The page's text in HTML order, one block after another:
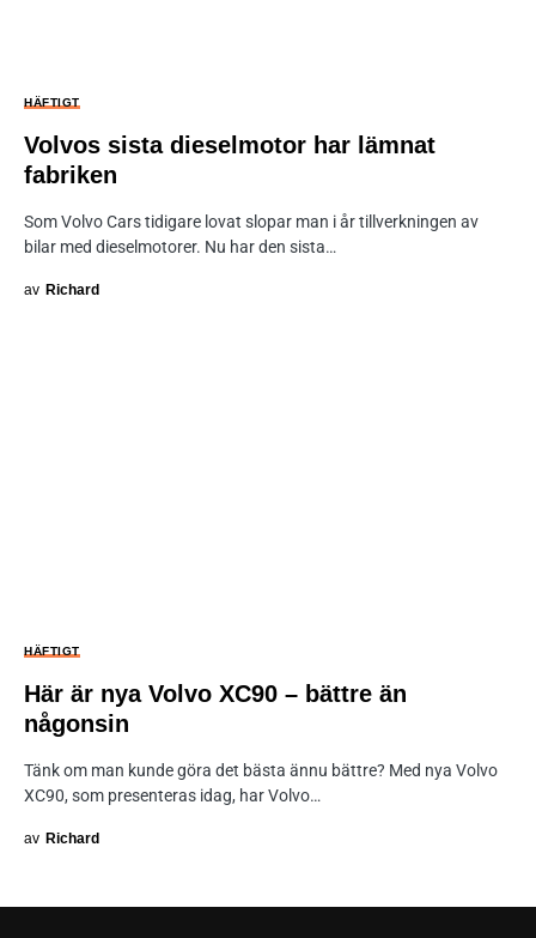
HÄFTIGT
Volvos sista dieselmotor har lämnat
fabriken
Som Volvo Cars tidigare lovat slopar man i år tillverkningen av
bilar med dieselmotorer. Nu har den sista…
av Richard
HÄFTIGT
Här är nya Volvo XC90 – bättre än
någonsin
Tänk om man kunde göra det bästa ännu bättre? Med nya Volvo
XC90, som presenteras idag, har Volvo…
av Richard